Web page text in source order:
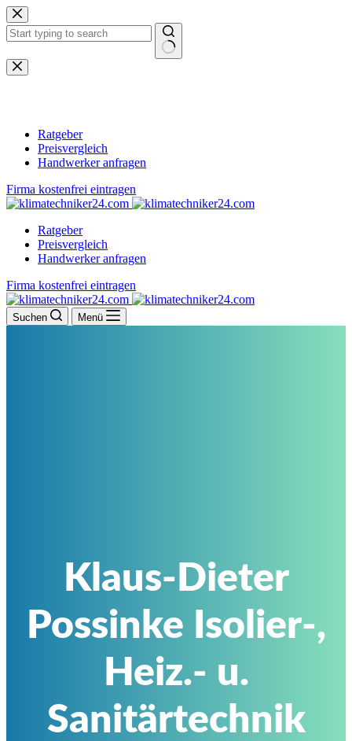
Zum
Inhalt
springen
Keine
Ergebnisse
Ratgeber
Preisvergleich
Handwerker anfragen
Firma kostenfrei eintragen
Ratgeber
Preisvergleich
Handwerker anfragen
Firma kostenfrei eintragen
Suchen Menü
Klaus-Dieter
Possinke Isolier-,
Heiz.- u.
Sanitärtechnik